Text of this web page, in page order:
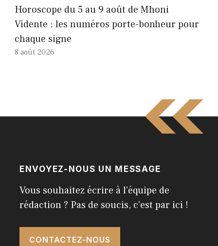
Horoscope du 5 au 9 août de Mhoni
Vidente : les numéros porte-bonheur pour
chaque signe
8 août 2026
ENVOYEZ-NOUS UN MESSAGE
Vous souhaitez écrire à l'équipe de
rédaction ? Pas de soucis, c'est par ici !
CONTACTEZ-NOUS